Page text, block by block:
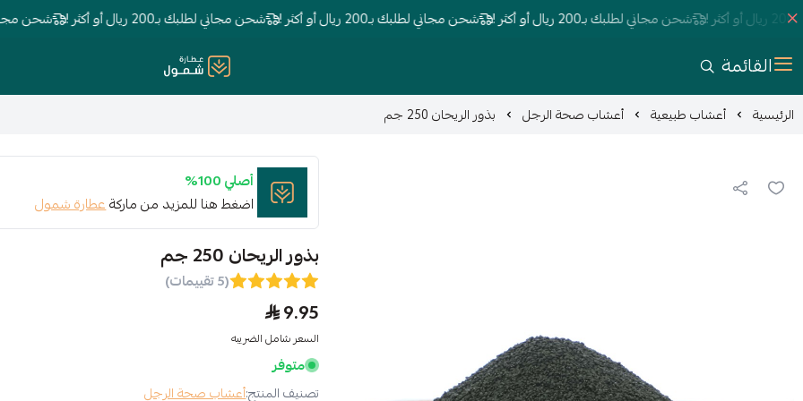
شحن مجاني لطلبك بـ200 ريال أو أكثر ! شحن مجاني لطلبك بـ200 ريال أو أكثر ! شحن مجاني لطلبك بـ200 ريال أو أكثر ! شحن مجاني لطلبك بـ200
القائمة عطارة شمول
الرئيسية أعشاب طبيعية أعشاب صحة الرجل بذور الريحان 250 جم
أصلي 100%
اضغط هنا للمزيد من ماركةعطارة شمول
بذور الريحان 250 جم
(5 تقييمات)
9.95
السعر شامل الضريبه
متوفر
تصنيف المنتج:أعشاب صحة الرجل